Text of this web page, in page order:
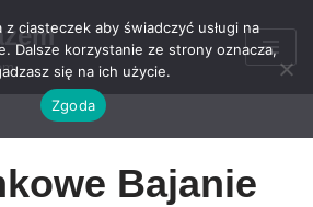
Bajanie
ciasteczek aby świadczyć usługi na
Dalsze korzystanie ze strony oznacza,
się na ich użycie.
Zgoda